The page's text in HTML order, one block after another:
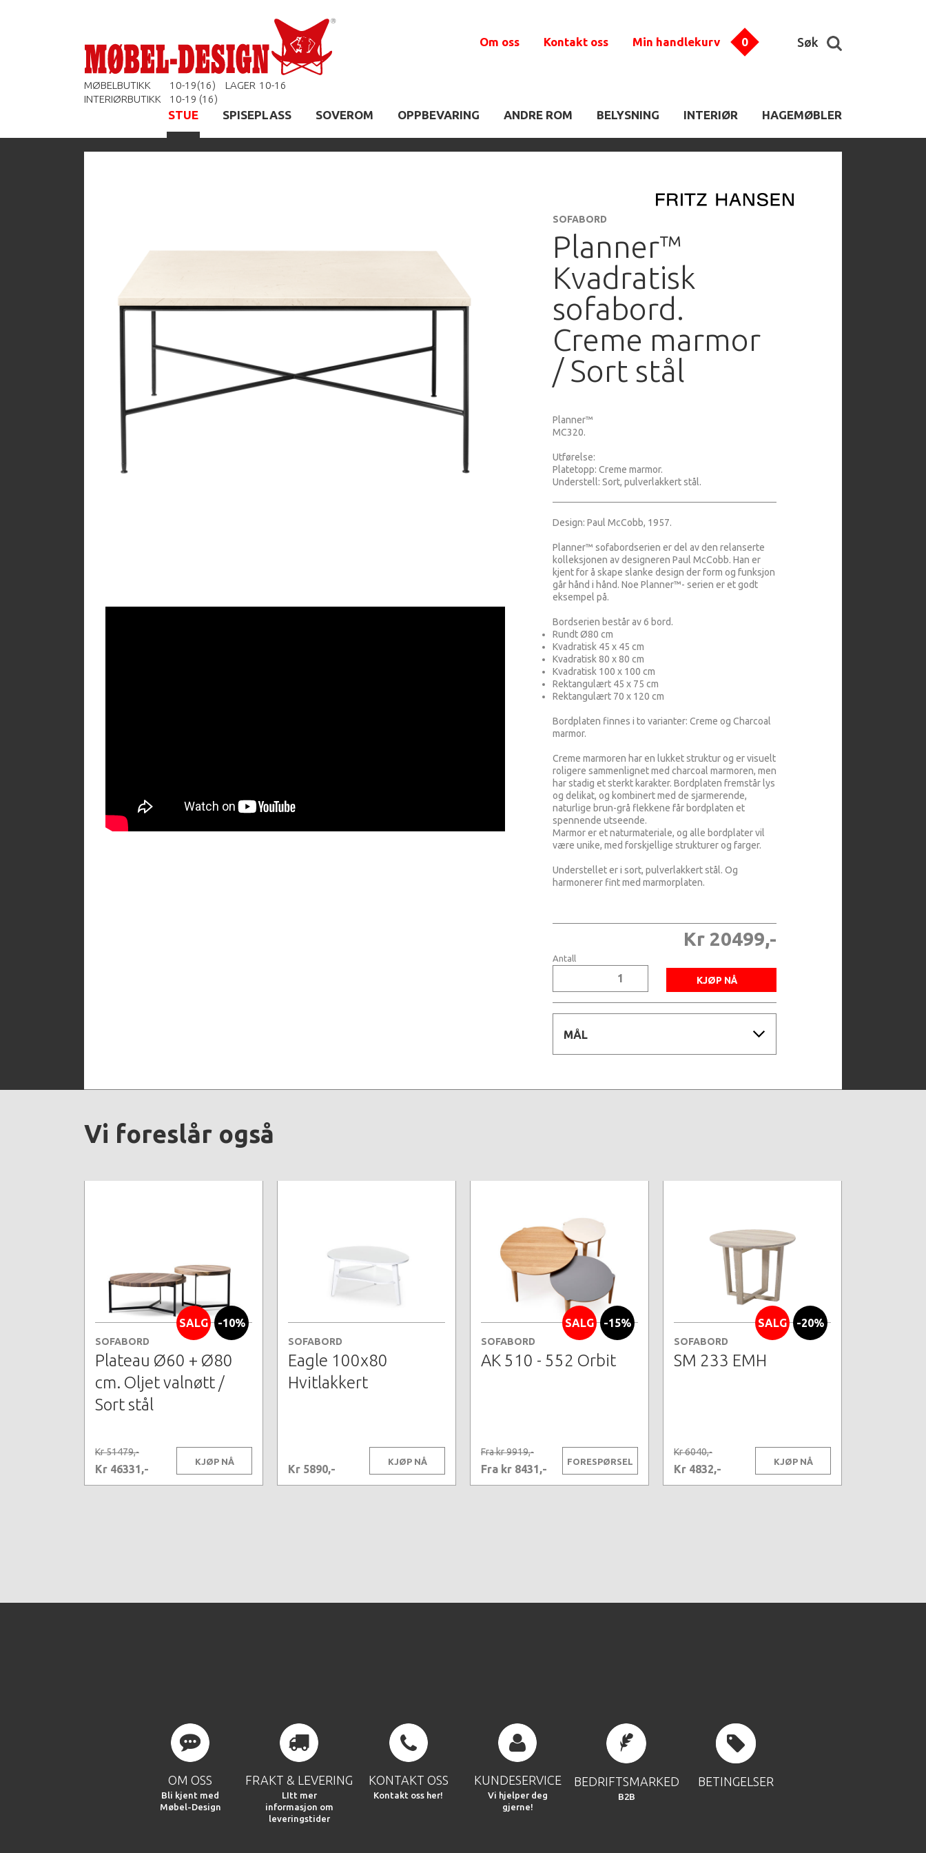
MØBELBUTIKK 10-19(16) LAGER 10-16
INTERIØRBUTIKK
10-19 (16)
Om oss Kontakt oss Min handlekurv 0 Søk
STUE SPISEPLASS SOVEROM OPPBEVARING ANDRE ROM BELYSNING INTERIØR HAGEMØBLER
SOFABORD
Planner™
Kvadratisk
sofabord.
Creme marmor
/ Sort stål
Planner™
MC320.
Utførelse:
Platetopp: Creme marmor.
Understell: Sort, pulverlakkert stål.
Design: Paul McCobb, 1957.
Planner™ sofabordserien er del av den relanserte
kolleksjonen av designeren Paul McCobb. Han er
kjent for å skape slanke design der form og funksjon
går hånd i hånd. Noe Planner™- serien er et godt
eksempel på.
Bordserien består av 6 bord.
​Rundt Ø80 cm
Kvadratisk 45 x 45 cm
Kvadratisk 80 x 80 cm
Kvadratisk 100 x 100 cm
Rektangulært 45 x 75 cm
Rektangulært 70 x 120 cm
Bordplaten finnes i to varianter: Creme og Charcoal
marmor.
Creme marmoren har en lukket struktur og er visuelt
roligere sammenlignet med charcoal marmoren, men
har stadig et sterkt karakter. Bordplaten fremstår lys
og delikat, og kombinert med de sjarmerende,
naturlige brun-grå flekkene får bordplaten et
spennende utseende.
Marmor er et naturmateriale, og alle bordplater vil
være unike, med forskjellige strukturer og farger.
Understellet er i sort, pulverlakkert stål. Og
harmonerer fint med marmorplaten.
Kr 20499,-
Antall
MÅL
Vi foreslår også
SALG -10%
SOFABORD
Plateau Ø60 + Ø80
cm. Oljet valnøtt /
Sort stål
Kr 51479,-
Kr 46331,-
KJØP NÅ
SOFABORD
Eagle 100x80
Hvitlakkert
Kr 5890,-
KJØP NÅ
SALG -15%
SOFABORD
AK 510 - 552 Orbit
Fra kr 9919,-
Fra kr 8431,-
FORESPØRSEL
SALG -20%
SOFABORD
SM 233 EMH
Kr 6040,-
Kr 4832,-
KJØP NÅ
OM OSS
Bli kjent med
Møbel-Design
FRAKT & LEVERING
LItt mer
informasjon om
leveringstider
KONTAKT OSS
Kontakt oss her!
KUNDESERVICE
Vi hjelper deg
gjerne!
BEDRIFTSMARKED
B2B
BETINGELSER